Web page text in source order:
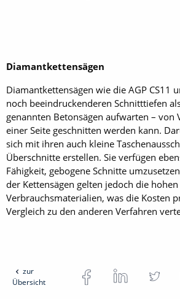
Diamantkettensägen
Diamantkettensägen wie die AGP CS11
noch beeindruckenderen Schnitttiefen
genannten Betonsägen aufwarten – von
einer Seite geschnitten werden kann.
sich mit ihren auch kleine
Überschnitte erstellen. Sie verfügen
Fähigkeit, gebogene Schnitte
der Kettensägen gelten jedoch die
Verbrauchsmaterialien, was die Kosten
Vergleich zu den anderen Verfahren
zur
Übersicht